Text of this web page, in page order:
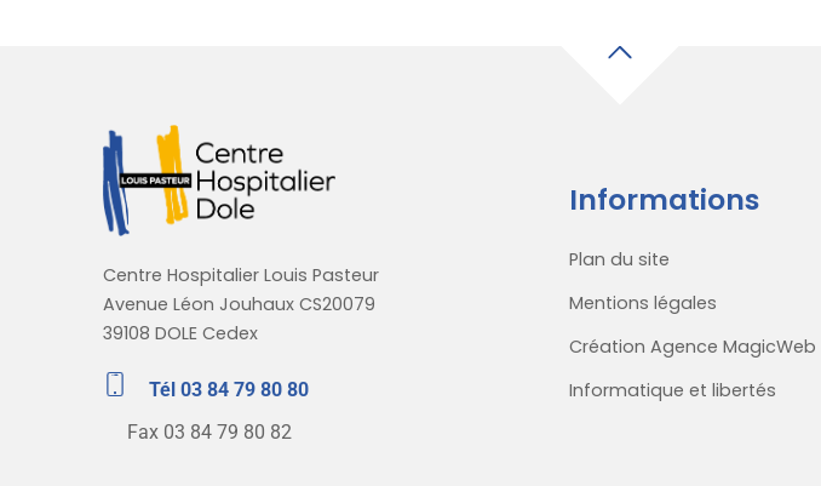
Centre Hospitalier Louis Pasteur
Avenue Léon Jouhaux CS20079
39108 DOLE Cedex
Tél 03 84 79 80 80
Fax 03 84 79 80 82
Informations
Plan du site
Mentions légales
Création Agence MagicWeb
Informatique et libertés